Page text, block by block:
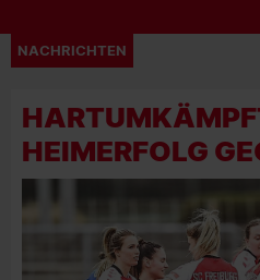
NACHRICHTEN
HEIMERFOLG